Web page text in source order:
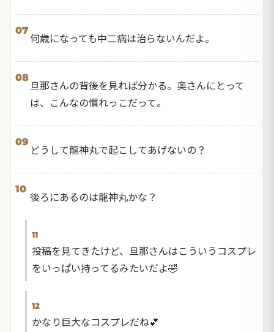
07
何歳になっても中二病は治らないんだよ。
08
旦那さんの背後を見れば分かる。奥さんにとって
は、こんなの慣れっこだって。
09
どうして龍神丸で起こしてあげないの？
10
後ろにあるのは龍神丸かな？
11
投稿を見てきたけど、旦那さんはこういうコスプレ
をいっぱい持ってるみたいだよ🤣
12
かなり巨大なコスプレだね💕